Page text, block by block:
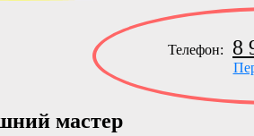
Телефон: 8
мастер